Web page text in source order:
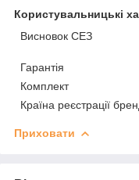
Користувальницькі
Висновок СЕЗ
Гарантія
Комплект
Країна реєстрації
Приховати